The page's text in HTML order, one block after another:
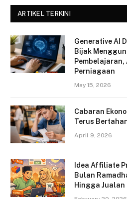
ARTIKEL TERKINI
Generative AI
Bijak
Pembelajaran,
Perniagaan
May 15, 2026
Cabaran
Terus
April 9, 2026
Idea Affiliate
Bulan
Hingga